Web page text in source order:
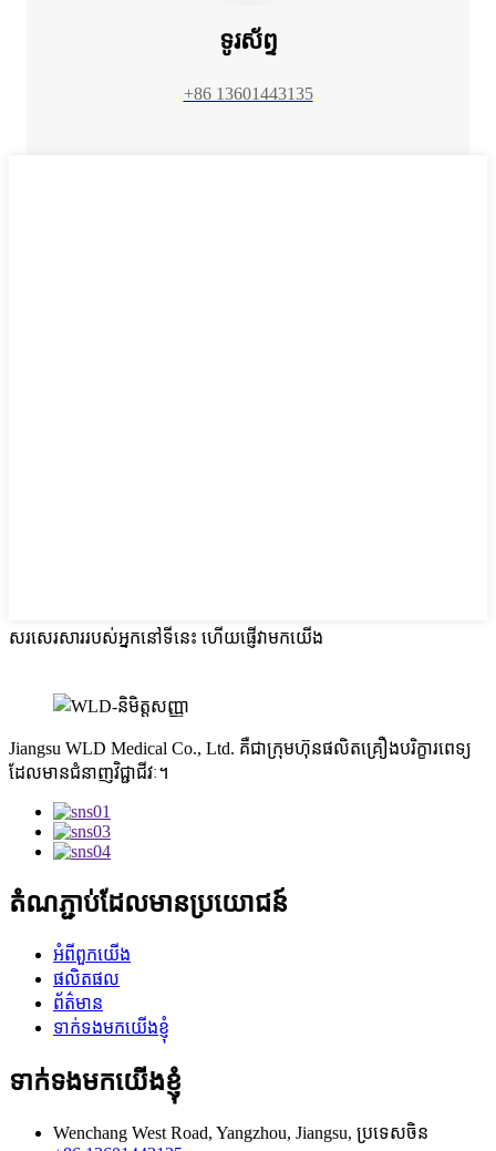
ទូរស័ព្ទ
+86 13601443135
សរសេរសាររបស់អ្នកនៅទីនេះ ហើយផ្ញើវាមកយើង
Jiangsu WLD Medical Co., Ltd. គឺជាក្រុមហ៊ុនផលិតគ្រឿងបរិក្ខារពេទ្យ
ដែលមានជំនាញវិជ្ជាជីវៈ។
តំណភ្ជាប់ដែលមានប្រយោជន៍
អំពីពួកយើង
ផលិតផល
ព័ត៌មាន
ទាក់ទងមកយើងខ្ញុំ
ទាក់ទងមកយើងខ្ញុំ
Wenchang West Road, Yangzhou, Jiangsu, ប្រទេសចិន